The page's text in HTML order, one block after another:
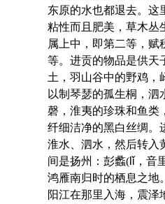
东原的水也都退去。这
粘性而且肥美，草木丛
属上中，即第二等，赋
等。进贡的物品是供天
土，羽山谷中的野鸡，
以制琴瑟的孤生桐，泗
磬，淮夷的珍珠和鱼类
纤细洁净的黑白丝绸。
淮水、泗水，然后转入
间是扬州：彭蠡(lǐ，音
鸿雁南归时的栖息之地
阳江在那里入海，震泽